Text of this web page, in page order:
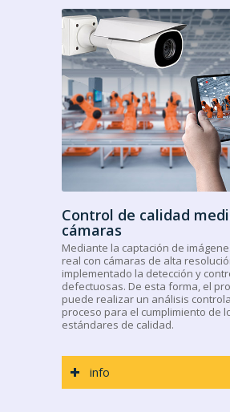
Control de calidad
cámaras
Mediante la captación de
real con cámaras de alta
implementado la detección y
defectuosas. De esta forma, el
puede realizar un análisis
proceso para el cumplimiento de
estándares de calidad.
info